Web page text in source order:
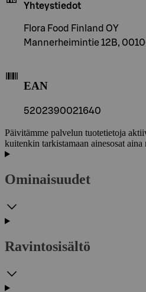
Yhteystiedot
Flora Food Finland OY
Mannerheimintie 12B,
EAN
5202390021640
Päivitämme palvelun tuotetietoja
kuitenkin tarkistamaan ainesosat
Ominaisuudet
Ravintosisältö